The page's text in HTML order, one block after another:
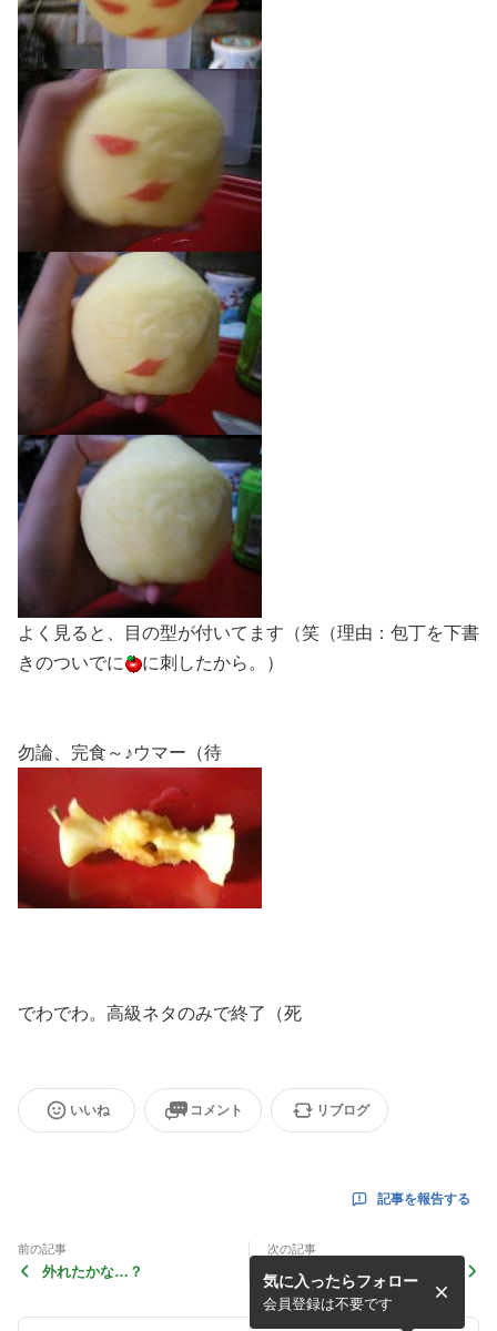
よく見ると、目の型が付いてます（笑（理由：包丁を下書
きのついでに
に刺したから。）
勿論、完食～♪ウマー（待
でわでわ。高級ネタのみで終了（死
いいね コメント リブログ
記事を報告する
前の記事
外れたかな…？
次の記事
気に入ったらフォロー
会員登録は不要です